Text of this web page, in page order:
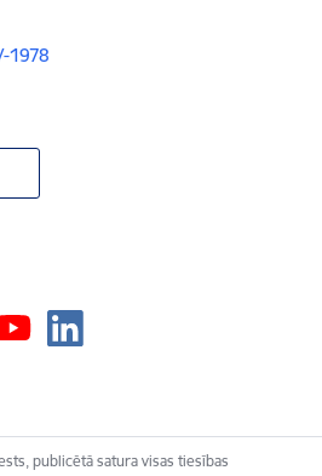
1978
publicētā satura visas tiesības